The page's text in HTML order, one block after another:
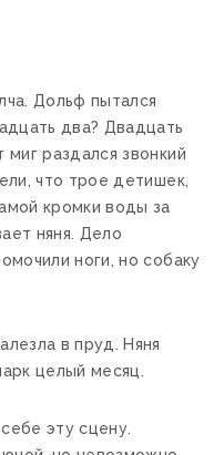
Дольф пытался
два? Двадцать
раздался звонкий
что трое детишек,
кромки воды за
няня. Дело
ноги, но собаку
в пруд. Няня
целый месяц.
эту сцену.